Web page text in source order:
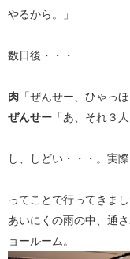
やるから。」
数日後・・・
肉 「ぜんせー、ひゃっ
ぜんせー 「あ、それ３
し、しどい・・・。実
ってことで行ってきま
あいにくの雨の中、通
ョールーム。